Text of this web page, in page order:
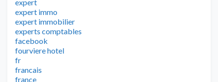
expert
expert immo
expert immobilier
experts comptables
facebook
fourviere hotel
fr
francais
france